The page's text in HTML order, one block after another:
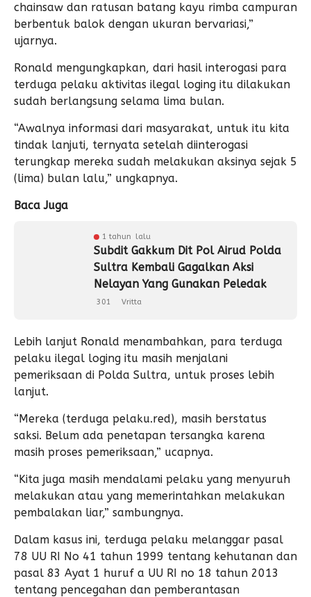
chainsaw dan ratusan batang kayu rimba campuran
berbentuk balok dengan ukuran bervariasi,”
ujarnya.
Ronald mengungkapkan, dari hasil interogasi para
terduga pelaku aktivitas ilegal loging itu dilakukan
sudah berlangsung selama lima bulan.
“Awalnya informasi dari masyarakat, untuk itu kita
tindak lanjuti, ternyata setelah diinterogasi
terungkap mereka sudah melakukan aksinya sejak 5
(lima) bulan lalu,” ungkapnya.
Baca Juga
1 tahun lalu
Subdit Gakkum Dit Pol Airud Polda
Sultra Kembali Gagalkan Aksi
Nelayan Yang Gunakan Peledak
301 Vritta
Lebih lanjut Ronald menambahkan, para terduga
pelaku ilegal loging itu masih menjalani
pemeriksaan di Polda Sultra, untuk proses lebih
lanjut.
“Mereka (terduga pelaku.red), masih berstatus
saksi. Belum ada penetapan tersangka karena
masih proses pemeriksaan,” ucapnya.
“Kita juga masih mendalami pelaku yang menyuruh
melakukan atau yang memerintahkan melakukan
pembalakan liar,” sambungnya.
Dalam kasus ini, terduga pelaku melanggar pasal
78 UU RI No 41 tahun 1999 tentang kehutanan dan
pasal 83 Ayat 1 huruf a UU RI no 18 tahun 2013
tentang pencegahan dan pemberantasan